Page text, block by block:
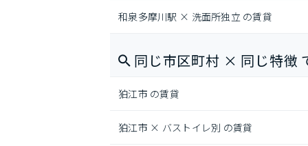
和泉多摩川駅 × 洗面所独立 の賃貸
同じ市区町村 × 同じ特徴
狛江市 の賃貸
狛江市 × バストイレ別 の賃貸